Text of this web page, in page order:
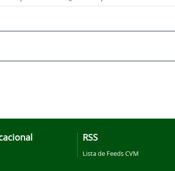
RSS
Lista de Feeds CVM